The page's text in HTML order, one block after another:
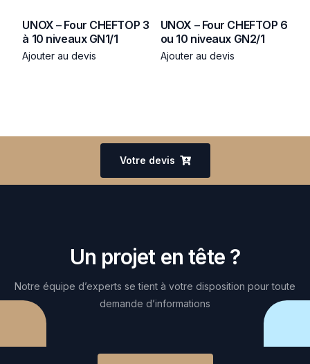
UNOX – Four CHEFTOP 3
à 10 niveaux GN1/1
Ajouter au devis
UNOX – Four CHEFTOP 6
ou 10 niveaux GN2/1
Ajouter au devis
Votre devis
Un projet en tête ?
Notre équipe d’experts se tient à votre disposition pour toute
demande d’informations